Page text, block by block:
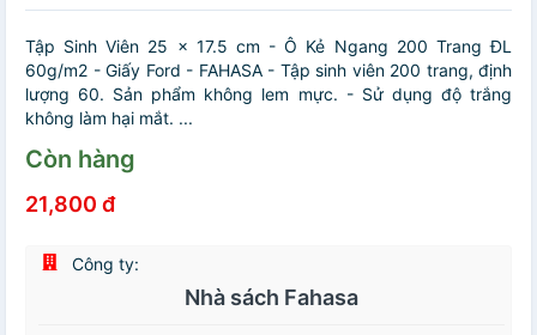
Tập Sinh Viên 25 x 17.5 cm - Ô Kẻ Ngang 200 Trang ĐL
60g/m2 - Giấy Ford - FAHASA - Tập sinh viên 200 trang, định
lượng 60. Sản phẩm không lem mực. - Sử dụng độ trắng
không làm hại mắt. ...
Còn hàng
21,800 đ
Công ty:
Nhà sách Fahasa